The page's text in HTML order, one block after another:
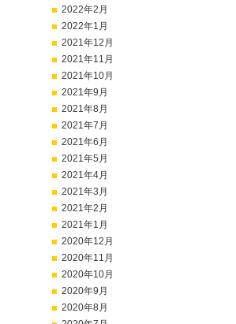
2022年2月
2022年1月
2021年12月
2021年11月
2021年10月
2021年9月
2021年8月
2021年7月
2021年6月
2021年5月
2021年4月
2021年3月
2021年2月
2021年1月
2020年12月
2020年11月
2020年10月
2020年9月
2020年8月